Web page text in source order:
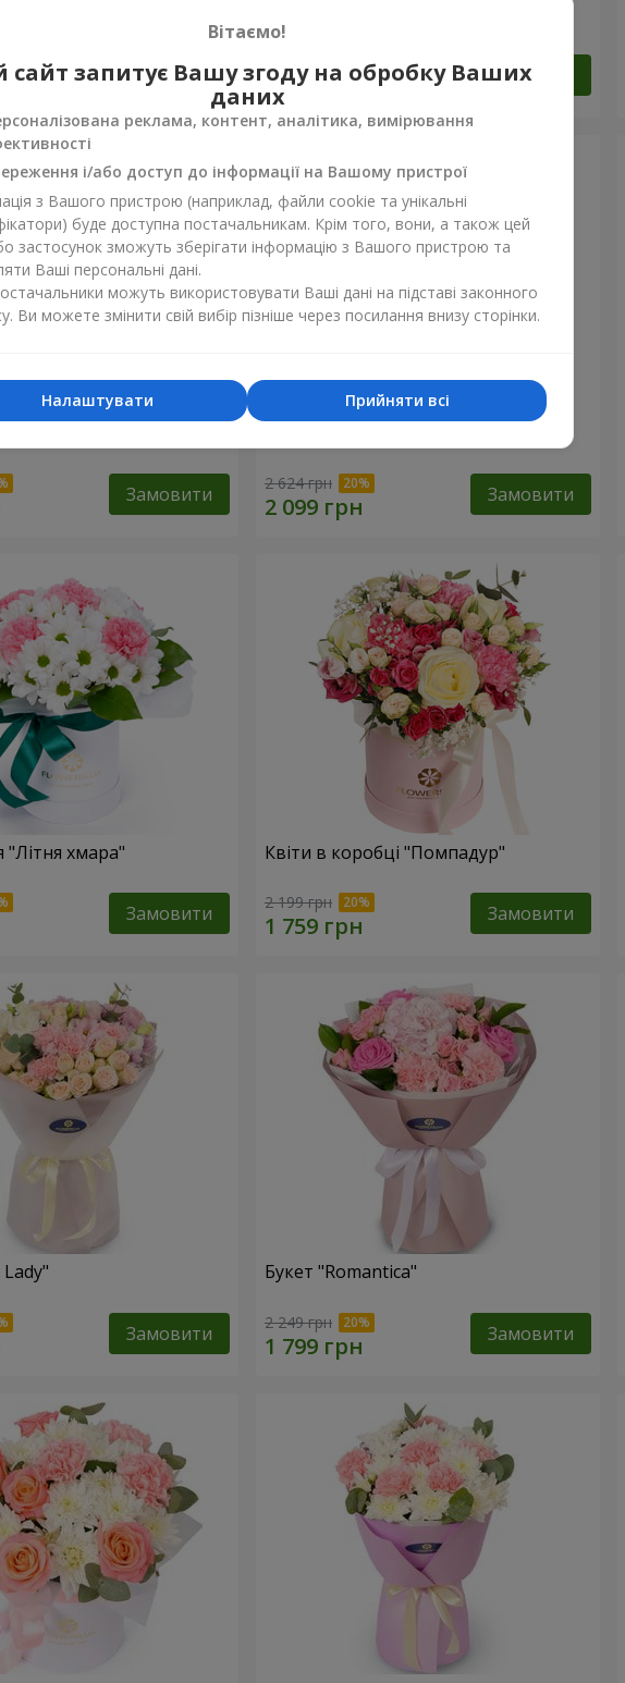
Замовити 1 764 грн Замовити
сонце"
Замовити 2 624 грн Замовити
"Літня хмара"
Замовити
Квіти в коробці "Помпадур"
2 199 грн Замовити
Замовити
Букет "Romantica"
2 249 грн Замовити
Вітаємо!
сайт запитує Вашу згоду на обробку Ваших
даних
реклама, контент, аналітика, вимірювання
і/або доступ до інформації на Вашому пристрої
з Вашого пристрою (наприклад, файли cookie та унікальні
буде доступна постачальникам. Крім того, вони, а також цей
застосунок зможуть зберігати інформацію з Вашого пристрою та
Ваші персональні дані.
можуть використовувати Ваші дані на підставі законного
Ви можете змінити свій вибір пізніше через посилання внизу сторінки.
Прийняти всі
Налаштувати